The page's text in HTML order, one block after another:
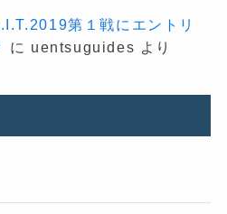
第１戦にエントリ
に uentsuguides より